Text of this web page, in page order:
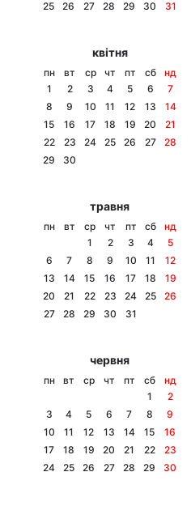
Головна
Економіка
Спорт
Техно і зв'язок
Цікавинки
Екологія
25
26 27 28 29 30 31
квітня
пн вт ср чт пт сб
нд
1
2 3 4 5 6
7
8
9 10 11 12 13
14
15
16 17 18 19 20
21
22
23 24 25 26 27
28
29
30
травня
пн вт ср чт пт сб
нд
1
2 3 4
5
6
7 8 9 10 11
12
13
14 15 16 17 18
19
20
21 22 23 24 25
26
27
28 29 30 31
червня
пн вт ср чт пт сб
нд
1
2
3
4 5 6 7 8
9
10
11 12 13 14 15
16
17
18 19 20 21 22
23
24
25 26 27 28 29 30